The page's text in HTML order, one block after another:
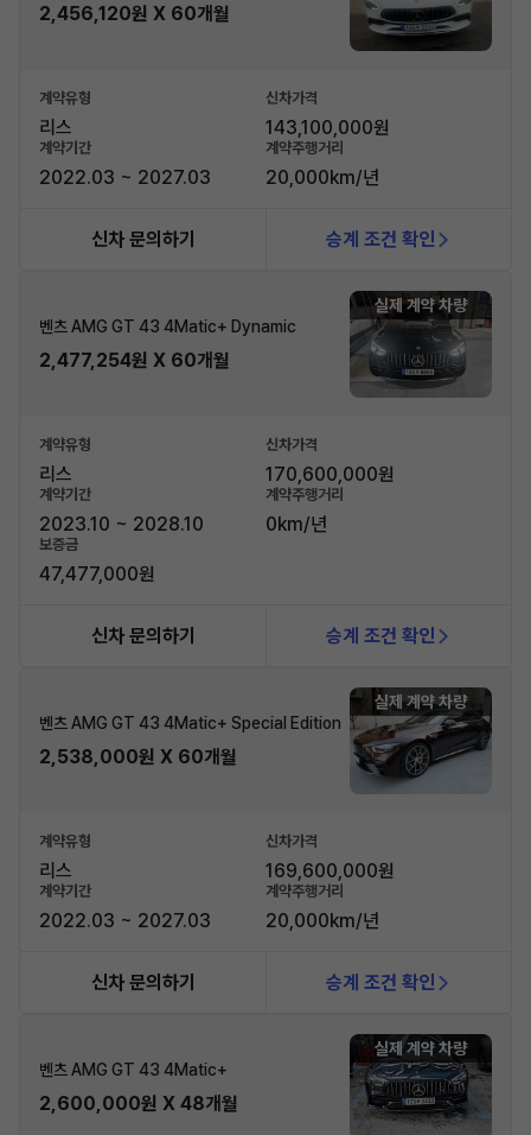
2,456,120원 X 60개월
계약유형
리스
신차가격
143,100,000원
계약기간
2022.03 ~ 2027.03
계약주행거리
20,000km/년
신차 문의하기 승계 조건 확인
벤츠 AMG GT 43 4Matic+ Dynamic
2,477,254원 X 60개월
실제 계약 차량
계약유형
리스
신차가격
170,600,000원
계약기간
2023.10 ~ 2028.10
계약주행거리
0km/년
보증금
47,477,000원
신차 문의하기 승계 조건 확인
벤츠 AMG GT 43 4Matic+ Special Edition
2,538,000원 X 60개월
실제 계약 차량
계약유형
리스
신차가격
169,600,000원
계약기간
2022.03 ~ 2027.03
계약주행거리
20,000km/년
신차 문의하기 승계 조건 확인
벤츠 AMG GT 43 4Matic+
2,600,000원 X 48개월
실제 계약 차량